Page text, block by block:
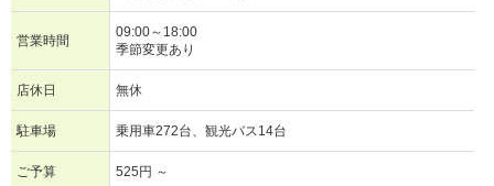
営業時間
09:00～18:00
季節変更あり
店休日 無休
駐車場 乗用車272台、観光バス14台
ご予算 525円 ～